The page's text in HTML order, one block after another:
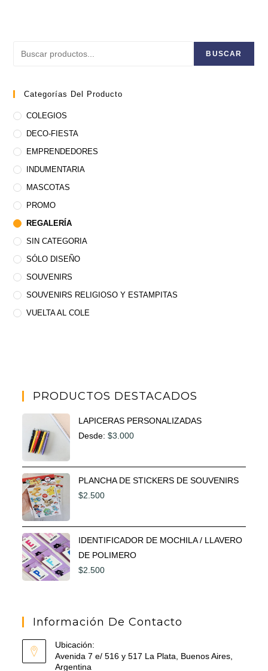
BUSCAR
Categorías Del Producto
COLEGIOS
DECO-FIESTA
EMPRENDEDORES
INDUMENTARIA
MASCOTAS
PROMO
REGALERÍA
SIN CATEGORIA
SÓLO DISEÑO
SOUVENIRS
SOUVENIRS RELIGIOSO Y ESTAMPITAS
VUELTA AL COLE
PRODUCTOS DESTACADOS
LAPICERAS PERSONALIZADAS
Desde:$3.000
PLANCHA DE STICKERS DE SOUVENIRS
$2.500
IDENTIFICADOR DE MOCHILA / LLAVERO
DE POLIMERO
$2.500
Información De Contacto
Ubicación:
Avenida 7 e/ 516 y 517 La Plata, Buenos Aires,
Argentina